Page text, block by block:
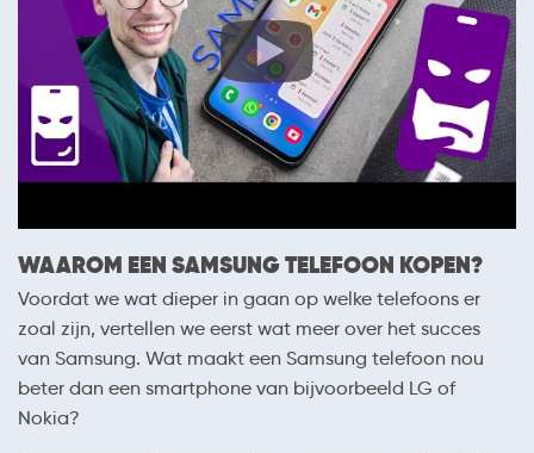
WAAROM EEN SAMSUNG TELEFOON KOPEN?
Voordat we wat dieper in gaan op welke telefoons er
zoal zijn, vertellen we eerst wat meer over het succes
van Samsung. Wat maakt een Samsung telefoon nou
beter dan een smartphone van bijvoorbeeld LG of
Nokia?